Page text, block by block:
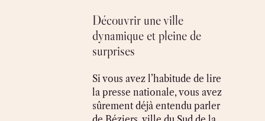
Découvrir une ville
dynamique et pleine de
surprises
Si vous avez l’habitude de lire
la presse nationale, vous avez
sûrement déjà entendu parler